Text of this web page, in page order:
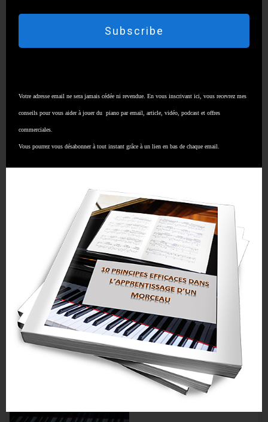
naturel de base
Savoir se détendre au piano
Subscribe
Votre adresse email ne sera jamais cédée ni revendue. En vous inscrivant ici, vous recevrez mes
conseils pour vous aider à jouer du piano par email, article, vidéo, podcast et offres
commerciales.
Vous pourrez vous désabonner à tout instant grâce à un lien en bas de chaque email.